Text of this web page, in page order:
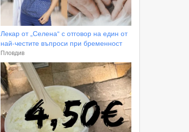
Лекар от „Селена“ с отговор на един от
най-честите въпроси при бременност
Пловдив